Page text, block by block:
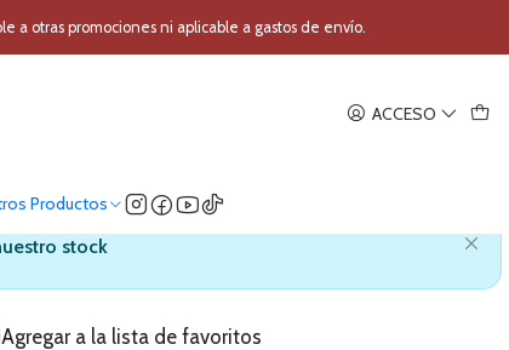
ACCESO
Productos
a otras promociones ni aplicable a gastos de envío.
de Mano Gemini UHF-116M
de Mano Gemini UHF-
stock
Agregar a la lista de favoritos